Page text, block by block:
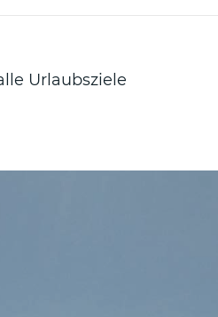
Urlaubsziele